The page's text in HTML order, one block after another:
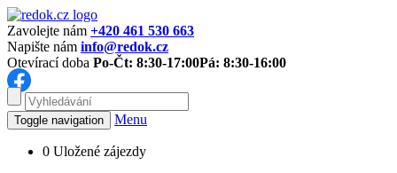
Zavolejte nám +420 461 530 663
Napište nám info@redok.cz
Otevírací doba Po-Čt: 8:30-17:00Pá: 8:30-16:00
Toggle navigation Menu
0 Uložené zájezdy